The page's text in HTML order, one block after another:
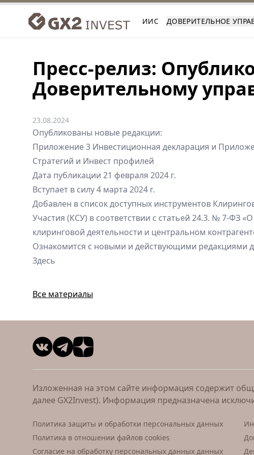
ИИС ДОВЕРИТЕЛЬНОЕ
Пресс-релиз:
Доверительному
23.08.2024
Опубликованы новые редакции:
Приложение 3 Инвестиционная декларация и
Стратегий и Инвест профилей
Дата публикации 21 февраля 2024 г.
Вступает в силу 4 марта 2024 г.
Добавлен в список доступных инструментов
Участия (КСУ) в соответствии с статьей 24.3. № 7-ФЗ
клиринговой деятельности и центральном
Ознакомится с новыми и действующими редакциями
Здесь
Все материалы
Изложенная на этом сайте информация содержит
далее GX2Invest). Информация предназначена
Политика защиты и обработки персональных данных
Политика в отношении файлов cookies
Согласие на обработку персональных данных данных